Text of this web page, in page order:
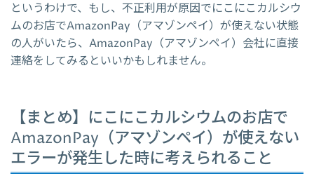
というわけで、もし、不正利用が原因でにこにこカルシウ
ムのお店でAmazonPay（アマゾンペイ）が使えない状態
の人がいたら、AmazonPay（アマゾンペイ）会社に直接
連絡をしてみるといいかもしれません。
【まとめ】にこにこカルシウムのお店で
AmazonPay（アマゾンペイ）が使えない
エラーが発生した時に考えられること